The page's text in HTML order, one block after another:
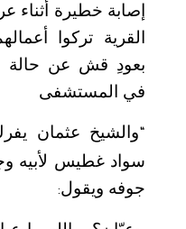
إصابة خطيرة أثناء
القرية تركوا
بعودِ قش عن حالة
في المستشفى
“والشيخ عثمان
سواد غطيس لأبيه
جوفه ويقول: